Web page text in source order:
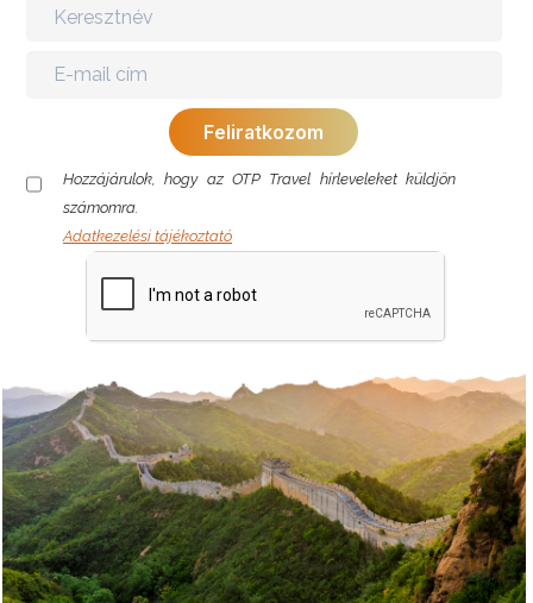
Hozzájárulok, hogy az OTP Travel hírleveleket küldjön
számomra.
Adatkezelési tájékoztató